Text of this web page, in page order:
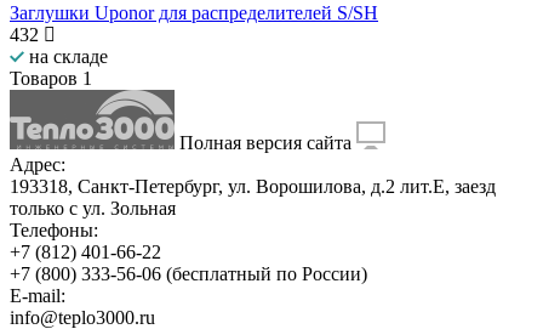
Заглушки Uponor для распределителей S/SH
432
на складе
Товаров 1
Полная версия сайта
Адрес:
193318, Санкт-Петербург, ул. Ворошилова, д.2 лит.Е, заезд
только с ул. Зольная
Телефоны:
+7 (812) 401-66-22
+7 (800) 333-56-06 (бесплатный по России)
E-mail:
info@teplo3000.ru